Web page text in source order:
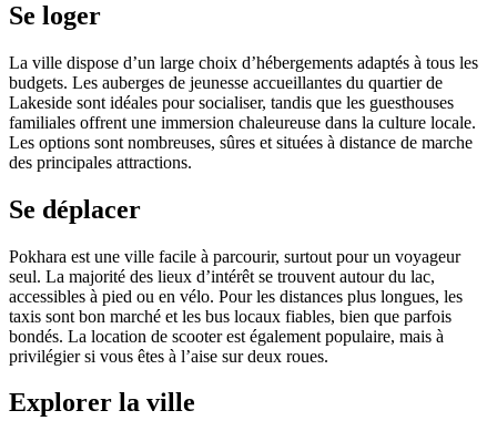
Se loger
La ville dispose d’un large choix d’hébergements adaptés à tous les
budgets. Les auberges de jeunesse accueillantes du quartier de
Lakeside sont idéales pour socialiser, tandis que les guesthouses
familiales offrent une immersion chaleureuse dans la culture locale.
Les options sont nombreuses, sûres et situées à distance de marche
des principales attractions.
Se déplacer
Pokhara est une ville facile à parcourir, surtout pour un voyageur
seul. La majorité des lieux d’intérêt se trouvent autour du lac,
accessibles à pied ou en vélo. Pour les distances plus longues, les
taxis sont bon marché et les bus locaux fiables, bien que parfois
bondés. La location de scooter est également populaire, mais à
privilégier si vous êtes à l’aise sur deux roues.
Explorer la ville